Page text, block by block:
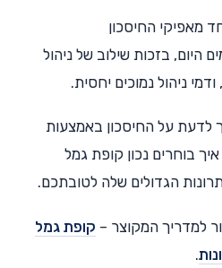
מאפיקי החיסכון
היום, בזכות שילוב של ניהול
ניהול נמוכים יחסית.
לדעת על החיסכון באמצעות
בוחרים נכון קופת גמל
הגדולים שלה לטובתכם.
למדריך המקוצר – קופת גמל
.